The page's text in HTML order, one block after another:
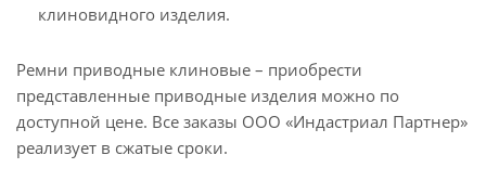
клиновидного изделия.
Ремни приводные клиновые – приобрести
представленные приводные изделия можно по
доступной цене. Все заказы ООО «Индастриал Партнер»
реализует в сжатые сроки.